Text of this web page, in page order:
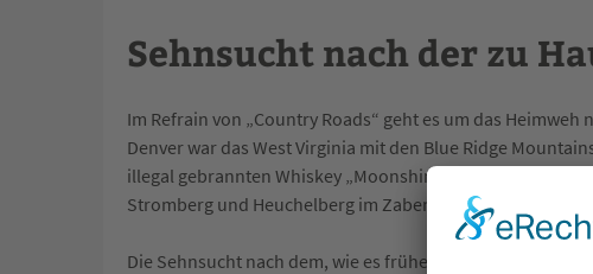
Sehnsucht nach der zu
Im Refrain von „Country Roads“ geht es um das
Denver war das West Virginia mit den Blue Ridge
illegal gebrannten Whiskey „Moonshine“. Für mich ist es
Stromberg und Heuchelberg im Zabergäu.
Die Sehnsucht nach dem, wie es früher war, kennt wohl